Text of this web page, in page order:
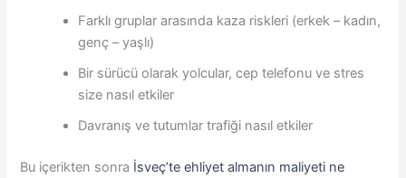
Farklı gruplar arasında kaza riskleri (erkek – kadın,
genç – yaşlı)
Bir sürücü olarak yolcular, cep telefonu ve stres
size nasıl etkiler
Davranış ve tutumlar trafiği nasıl etkiler
Bu içerikten sonra İsveç’te ehliyet almanın maliyeti ne